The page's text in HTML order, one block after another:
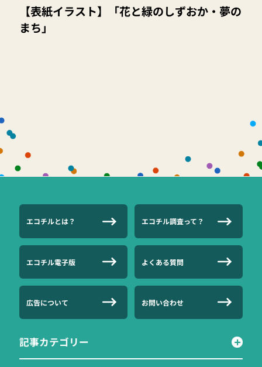
【表紙イラスト】「花と緑のしずおか・夢の
まち」
エコチルとは？ エコチル調査って？
エコチル電子版 よくある質問
広告について お問い合わせ
記事カテゴリー